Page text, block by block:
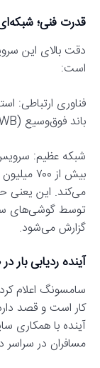
قدرت فنی؛ شبکه‌ای با ۷۰۰ میلیون
دقت بالای این
است:
باند فوق‌وسیع (UWB) برای مکان‌یابی دقیق.
بیش از
می‌کند. این یعنی
توسط گوشی‌های
گزارش می‌شود.
آینده ردیابی
سامسونگ اعلام
آینده با همکاری
مسافران در سراسر